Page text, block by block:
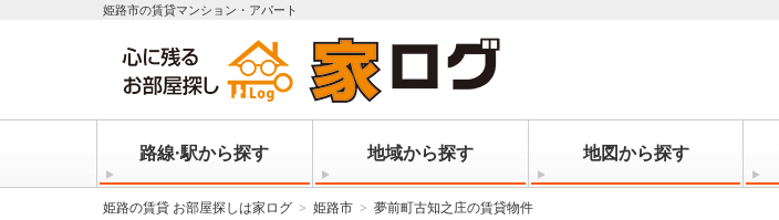
姫路市の賃貸マンション・アパート
路線·駅から探す 地域から探す 地図から探す
姫路の賃貸 お部屋探しは家ログ 姫路市 夢前町古知之庄の賃貸物件